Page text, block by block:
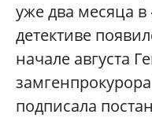
уже два месяца
детективе
начале августа
подписала